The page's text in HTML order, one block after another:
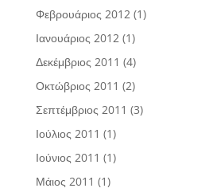
Φεβρουάριος 2012(1)
Ιανουάριος 2012(1)
Δεκέμβριος 2011 (4)
Οκτώβριος 2011 (2)
Σεπτέμβριος 2011 (3)
Ιούλιος 2011 (1)
Ιούνιος 2011 (1)
Μάιος 2011 (1)